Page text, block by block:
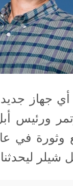
جهاز جديد
ورئيس
وثورة في
شيلر